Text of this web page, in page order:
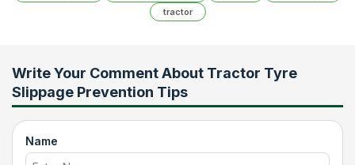
tractor
Write Your Comment About Tractor Tyre
Slippage Prevention Tips
Name